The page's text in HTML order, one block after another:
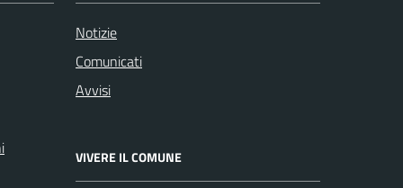
Notizie
Comunicati
Avvisi
VIVERE IL COMUNE